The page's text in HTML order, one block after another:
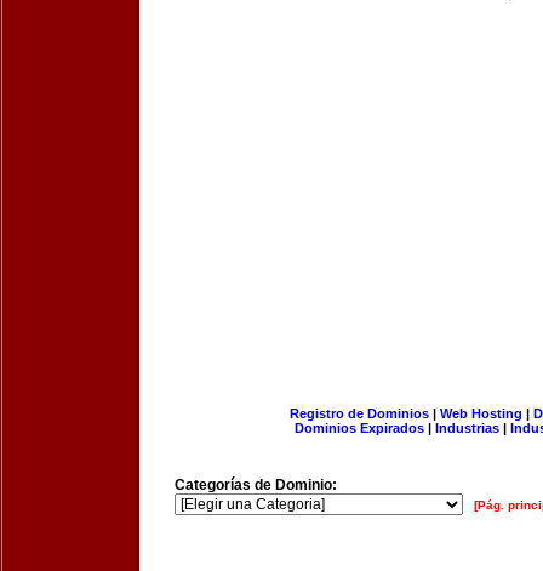
Registro de Dominios| Web Hosting |
Dominios Expirados | Industrias |
Categorías de Dominio:
[Pág.